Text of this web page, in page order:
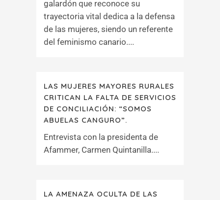
galardón que reconoce su
trayectoria vital dedica a la defensa
de las mujeres, siendo un referente
del feminismo canario....
LAS MUJERES MAYORES RURALES
CRITICAN LA FALTA DE SERVICIOS
DE CONCILIACIÓN: “SOMOS
ABUELAS CANGURO”.
Entrevista con la presidenta de
Afammer, Carmen Quintanilla....
LA AMENAZA OCULTA DE LAS